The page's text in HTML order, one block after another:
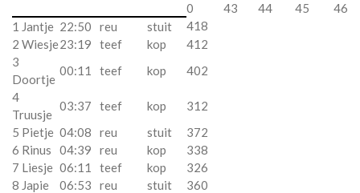
0
43 44 45
46
1 Jantje 22:50 reu stuit
418
2 Wiesje23:19 teef kop
412
3
Doortje
00:11 teef kop
402
4
Truusje
03:37 teef kop
312
5 Pietje 04:08 reu stuit
372
6 Rinus
04:39 reu kop
338
7 Liesje 06:11 teef kop
326
8 Japie
06:53 reu stuit
360